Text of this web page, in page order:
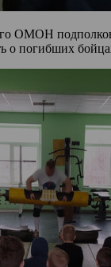
ОМОН
о погибших